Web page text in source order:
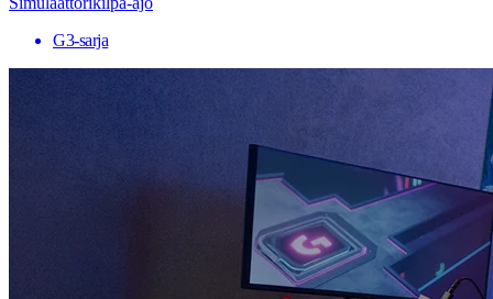
G3-sarja